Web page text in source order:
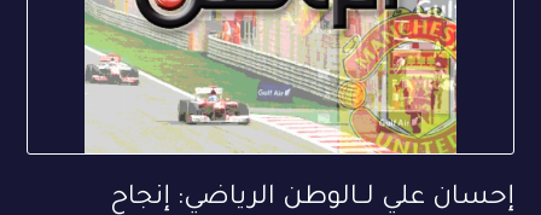
إحسان علي لــالوطن الرياضي: إنجاح